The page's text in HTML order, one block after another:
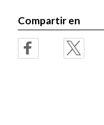
Compartir en